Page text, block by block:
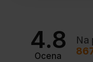
4.8
Ocena
Na